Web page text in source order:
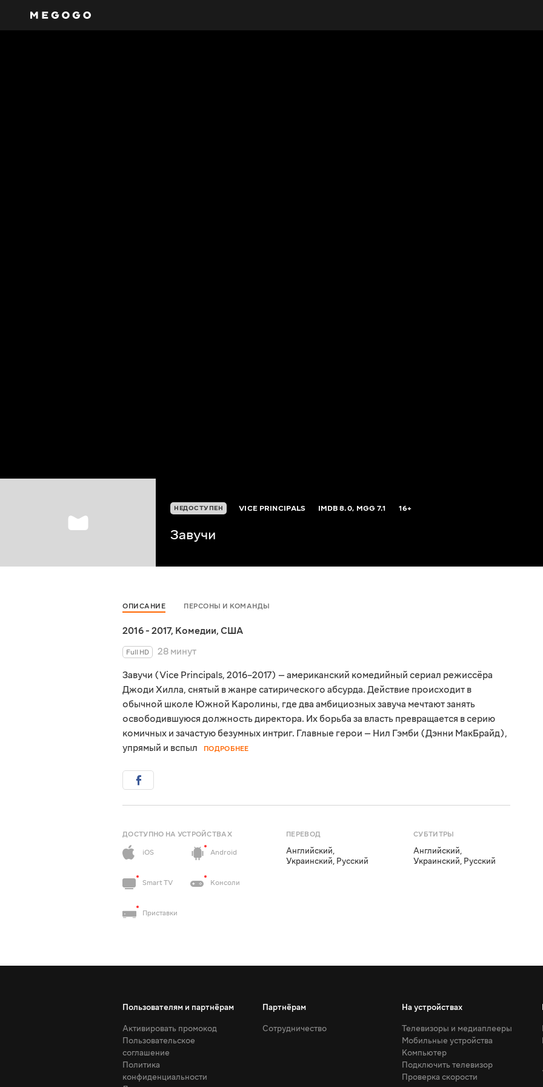
НЕДОСТУПЕН VICE PRINCIPALS IMDB8.0, MGG7.1 16+
Завучи
ОПИСАНИЕ ПЕРСОНЫ И КОМАНДЫ
2016 - 2017, Комедии, США
Full HD
28 минут
Завучи (Vice Principals, 2016–2017) — американский комедийный сериал режиссёра
Джоди Хилла, снятый в жанре сатирического абсурда. Действие происходит в
обычной школе Южной Каролины, где два амбициозных завуча мечтают занять
освободившуюся должность директора. Их борьба за власть превращается в серию
комичных и зачастую безумных интриг. Главные герои — Нил Гэмби (Дэнни МакБрайд),
упрямый и вспыл
ПОДРОБНЕЕ
ДОСТУПНО НА УСТРОЙСТВАХ
iOS
Android
Smart TV Консоли
Приставки
ПЕРЕВОД
Английский,
Украинский, Русский
СУБТИТРЫ
Английский,
Украинский, Русский
Пользователям и партнёрам
Активировать промокод
Пользовательское
соглашение
Политика
конфиденциальности
Партнёрам
Сотрудничество
На устройствах
Телевизоры и медиаплееры
Мобильные устройства
Компьютер
Подключить телевизор
Проверка скорости